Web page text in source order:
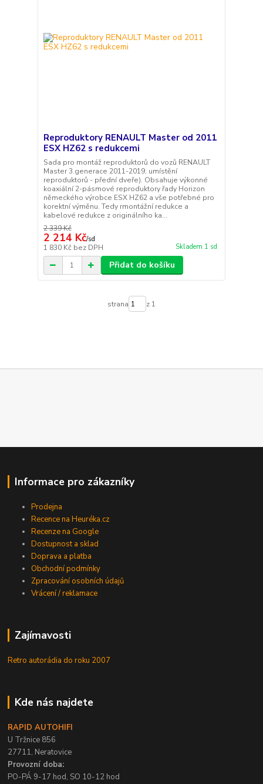
Reproduktory RENAULT Master od 2011
ESX HZ62 s redukcemi
Sada pro montáž reproduktorů do vozů RENAULT
Master 3.generace 2011-2019, umístění
reproduktorů - přední dveře). Obsahuje výkonné
koaxiální 2-pásmové reproduktory řady Horizon
německého výrobce ESX HZ62 a vše potřebné pro
korektní výměnu. Tedy rmontážní redukce a
kabelové redukce z originálního ka...
2 339 Kč
2 214 Kč/sd
1 830 Kč bez DPH Skladem 1 sd
Přidat do košíku
strana z 1
Informace pro zákazníky
Prodejna
Recence na Heuréka.cz
Recenze na Google
Dostupnost a sklad
Doprava a platba
Obchodní podmínky
Zpracování osobních údajů
Vrácení / reklamace
Zajímavosti
Retro autorádia do roku 2007
Kde nás najdete
RAPID AUTOHIFI
U Tržnice 856
27711, Neratovice
Provozní doba:
PO-PÁ 9-17 hod, SO 10-12 hod